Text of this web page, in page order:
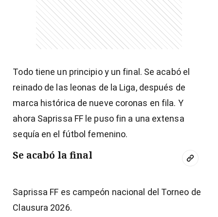
Todo tiene un principio y un final. Se acabó el
reinado de las leonas de la Liga, después de
marca histórica de nueve coronas en fila. Y
ahora Saprissa FF le puso fin a una extensa
sequía en el fútbol femenino.
Se acabó la final
Saprissa FF es campeón nacional del Torneo de
Clausura 2026.